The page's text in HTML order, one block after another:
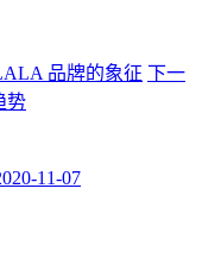
品牌的象征 下一
势
11-07